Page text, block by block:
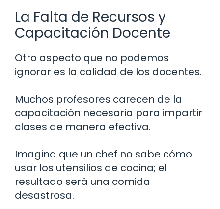
La Falta de Recursos y
Capacitación Docente
Otro aspecto que no podemos
ignorar es la calidad de los docentes.
Muchos profesores carecen de la
capacitación necesaria para impartir
clases de manera efectiva.
Imagina que un chef no sabe cómo
usar los utensilios de cocina; el
resultado será una comida
desastrosa.